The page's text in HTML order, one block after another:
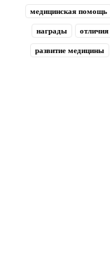
медицинская помощь
награды отличия
развитие медицины